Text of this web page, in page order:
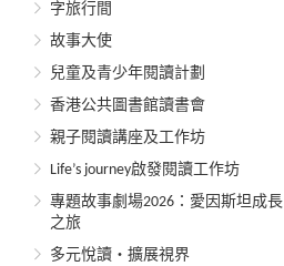
字旅行間
故事大使
兒童及青少年閱讀計劃
香港公共圖書館讀書會
親子閱讀講座及工作坊
Life’s journey啟發閱讀工作坊
專題故事劇場2026：愛因斯坦成長
之旅
多元悅讀‧擴展視界